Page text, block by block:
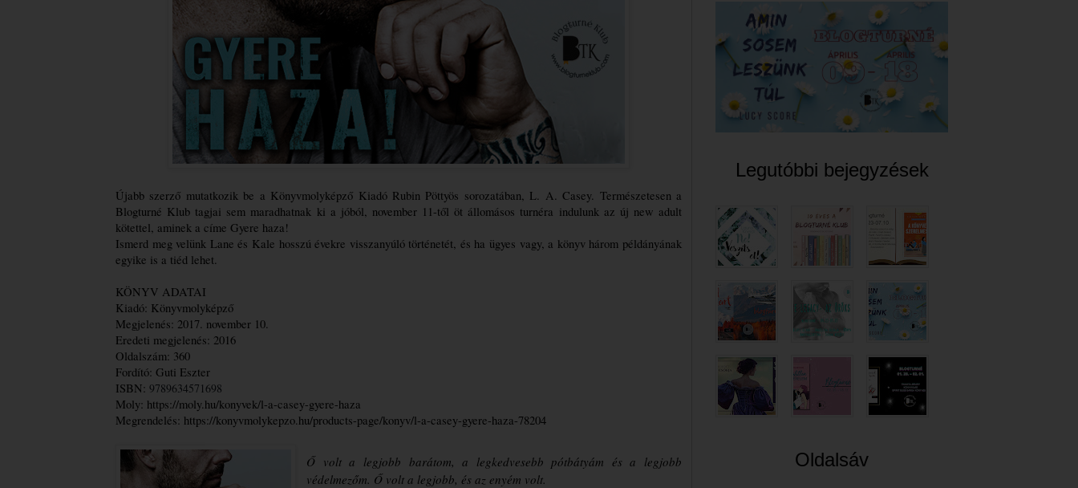
Újabb szerző mutatkozik be a Könyvmolyképző Kiadó Rubin Pöttyös sorozatában, L. A. Casey. Természetesen a
Blogturné Klub tagjai sem maradhatnak ki a jóból, november 11-től öt állomásos turnéra indulunk az új new adult
kötettel, aminek a címe Gyere haza!
Ismerd meg velünk Lane és Kale hosszú évekre visszanyúló történetét, és ha ügyes vagy, a könyv három példányának
egyike is a tiéd lehet.
KÖNYV ADATAI
Kiadó: Könyvmolyképző
Megjelenés: 2017. november 10.
Eredeti megjelenés: 2016
Oldalszám: 360
Fordító: Guti Eszter
ISBN: 9789634571698
Moly: https://moly.hu/konyvek/l-a-casey-gyere-haza
Megrendelés: https://konyvmolykepzo.hu/products-page/konyv/l-a-casey-gyere-haza-78204
Ő volt a legjobb barátom, a legkedvesebb pótbátyám és a legjobb
védelmezőm. Ő volt a legjobb, és az enyém volt.
Legutóbbi bejegyzések
Oldalsáv